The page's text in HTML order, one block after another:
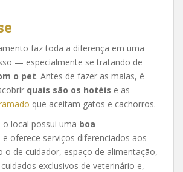
faz toda a diferença em uma
— especialmente se tratando de
o pet. Antes de fazer as malas, é
quais são os hotéis e as
que aceitam gatos e cachorros.
o local possui uma boa
e oferece serviços diferenciados aos
o de cuidador, espaço de alimentação,
exclusivos de veterinário e,